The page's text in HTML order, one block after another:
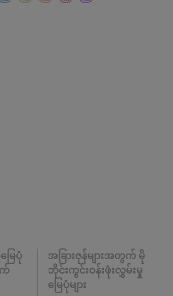
ြေပုံ
အခြားဇုန်များအတွက် မို
ဘိုင်းကွင်းဝန်းဖုံးလွှမ်းမှု
မြေပုံများ